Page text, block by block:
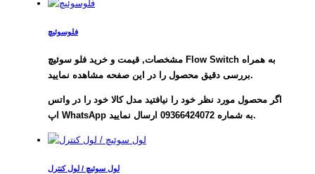
فلوسوئیچ
مشخصات, قیمت و خرید فلو سوئیچ Flow Switch به همراه
بررسی دقیق محصول را در این صفحه مشاهده نمایید.
اگر محصول مورد نظر خود را نیافتید مدل کالا خود را در واتس
اپ WhatsApp به شماره 09366424072 ارسال نمایید.
لول سوئیچ / لول کنترل